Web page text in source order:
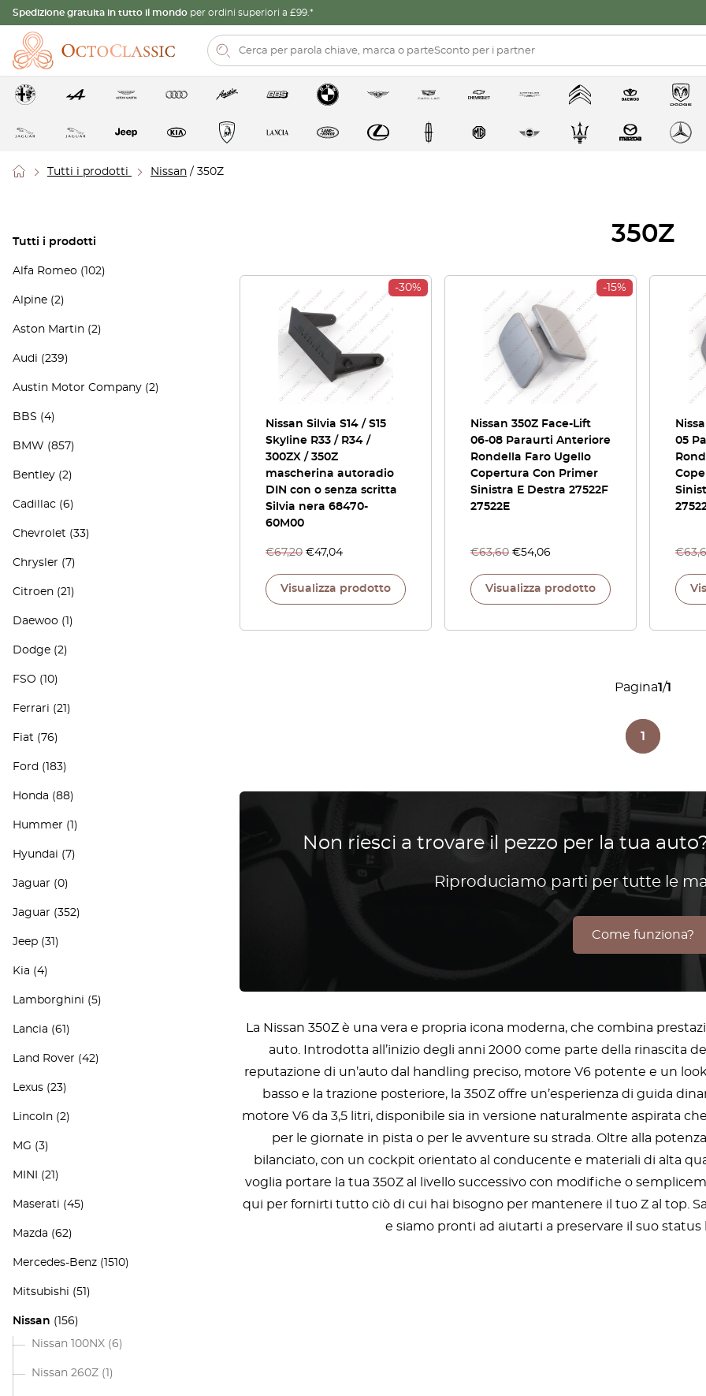
Spedizione gratuita in tutto il mondo per ordini superiori a £99.*
Tutti i prodotti Nissan / 350Z
Tutti i prodotti
Alfa Romeo (102)
Alpine (2)
Aston Martin (2)
Audi (239)
Austin Motor Company (2)
BBS (4)
BMW (857)
Bentley (2)
Cadillac (6)
Chevrolet (33)
Chrysler (7)
Citroen (21)
Daewoo (1)
Dodge (2)
FSO (10)
Ferrari (21)
Fiat (76)
Ford (183)
Honda (88)
Hummer (1)
Hyundai (7)
Jaguar (0)
Jaguar (352)
Jeep (31)
Kia (4)
Lamborghini (5)
Lancia (61)
Land Rover (42)
Lexus (23)
Lincoln (2)
MG (3)
MINI (21)
Maserati (45)
Mazda (62)
Mercedes-Benz (1510)
Mitsubishi (51)
Nissan (156)
Nissan 100NX (6)
Nissan 260Z (1)
350Z
-30%
Nissan Silvia S14 / S15
Skyline R33 / R34 /
300ZX / 350Z
mascherina autoradio
DIN con o senza scritta
Silvia nera 68470-
60M00
€67,20 €47,04
Visualizza prodotto
-15%
Nissan 350Z Face-Lift
06-08 Paraurti Anteriore
Rondella Faro Ugello
Copertura Con Primer
Sinistra E Destra 27522F
27522E
€63,60 €54,06
Visualizza prodotto
05
€
Pagina1/1
1
Non riesci a trovare il pezzo per la tua
Riproduciamo parti per tutte le
Come funziona?
La Nissan 350Z è una vera e propria icona moderna, che combina
auto. Introdotta all’inizio degli anni 2000 come parte della rinascita
reputazione di un’auto dal handling preciso, motore V6 potente e un
basso e la trazione posteriore, la 350Z offre un’esperienza di guida
motore V6 da 3,5 litri, disponibile sia in versione naturalmente aspirata
per le giornate in pista o per le avventure su strada. Oltre alla
bilanciato, con un cockpit orientato al conducente e materiali di alta
voglia portare la tua 350Z al livello successivo con modifiche o
qui per fornirti tutto ciò di cui hai bisogno per mantenere il tuo Z al top.
e siamo pronti ad aiutarti a preservare il suo